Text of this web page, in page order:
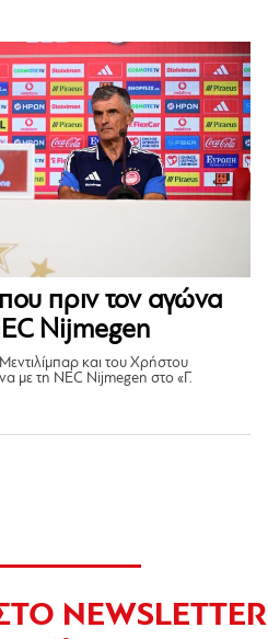
πριν τον αγώνα
Nijmegen
και του Χρήστου
με τη NEC Nijmegen στο «Γ.
NEWSLETTER